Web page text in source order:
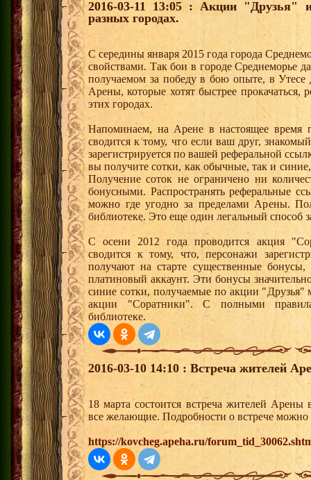
2016-03-11 13:05 : Акции
разных городах.
С середины января 2015 года города
свойствами. Так бои в городе Среднеморье
получаемом за победу в бою опыте, в
Арены, которые хотят быстрее прокачаться,
этих городах.
Напоминаем, на Арене в настоящее время
сводится к тому, что если ваш друг,
зарегистрируется по вашей реферальной
вы получите сотки, как обычные, так и
Получение соток не ограничено ни
бонусными. Распространять реферальные
можно где угодно за пределами Арены.
библиотеке. Это еще один легальный способ
С осени 2012 года проводится акция
сводится к тому, что, персонажи
получают на старте существенные
платиновый аккаунт. Эти бонусы
синие сотки, получаемые по акции "Друзья"
акции "Соратники". С полными
библиотеке.
2016-03-10 14:10 : Встреча жителей
18 марта состоится встреча жителей
все желающие. Подробности о встрече можно
https://kovcheg.apeha.ru/